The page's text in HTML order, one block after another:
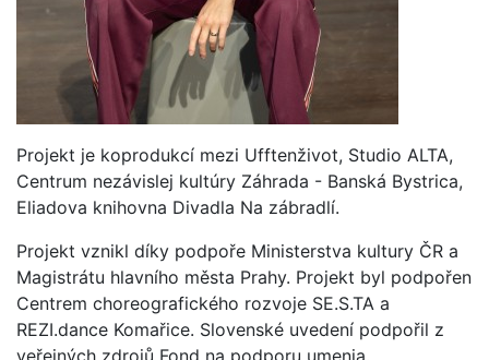
Projekt je koprodukcí mezi Ufftenživot, Studio ALTA,
Centrum nezávislej kultúry Záhrada - Banská Bystrica,
Eliadova knihovna Divadla Na zábradlí.
Projekt vznikl díky podpoře Ministerstva kultury ČR a
Magistrátu hlavního města Prahy. Projekt byl podpořen
Centrem choreografického rozvoje SE.S.TA a
REZI.dance Komařice. Slovenské uvedení podpořil z
veřejných zdrojů Fond na podporu umenia.